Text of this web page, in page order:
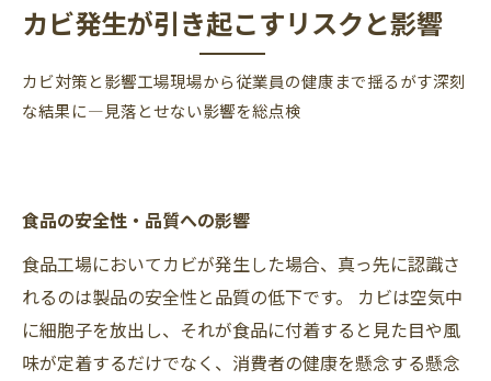
カビ発生が引き起こすリスクと影響
カビ対策と影響工場現場から従業員の健康まで揺るがす深刻
な結果に―見落とせない影響を総点検
食品の安全性・品質への影響
食品工場においてカビが発生した場合、真っ先に認識さ
れるのは製品の安全性と品質の低下です。 カビは空気中
に細胞子を放出し、それが食品に付着すると見た目や風
味が定着するだけでなく、消費者の健康を懸念する懸念